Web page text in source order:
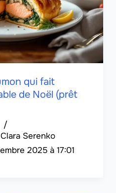
qui fait
de Noël (prêt
Clara Serenko
/
2025 à 17:01